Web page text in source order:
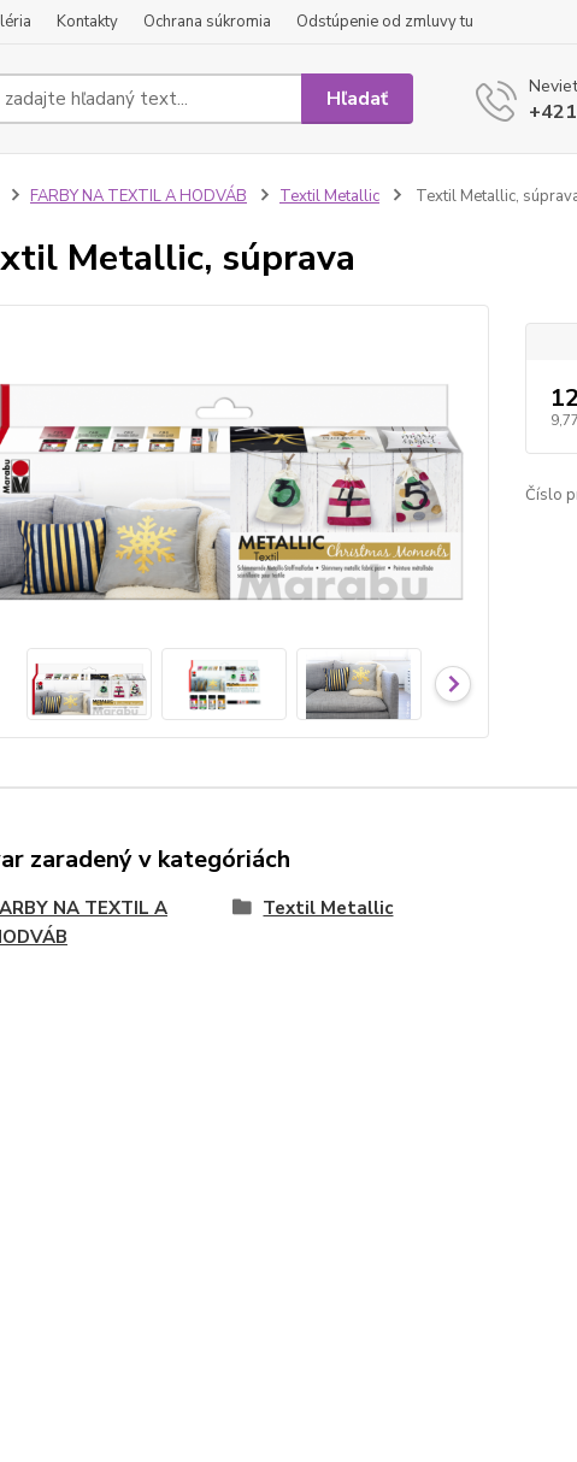
Kontakty Ochrana súkromia Odstúpenie od zmluvy tu
Hľadať
FARBY NA TEXTIL A HODVÁB Textil Metallic Textil Metallic,
Metallic, súprava
Číslo
zaradený v kategóriách
NA TEXTIL A
Textil Metallic